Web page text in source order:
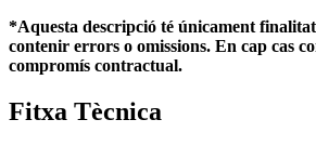
*Aquesta descripció té únicament
contenir errors o omissions. En cap cas
compromís contractual.
Fitxa Tècnica